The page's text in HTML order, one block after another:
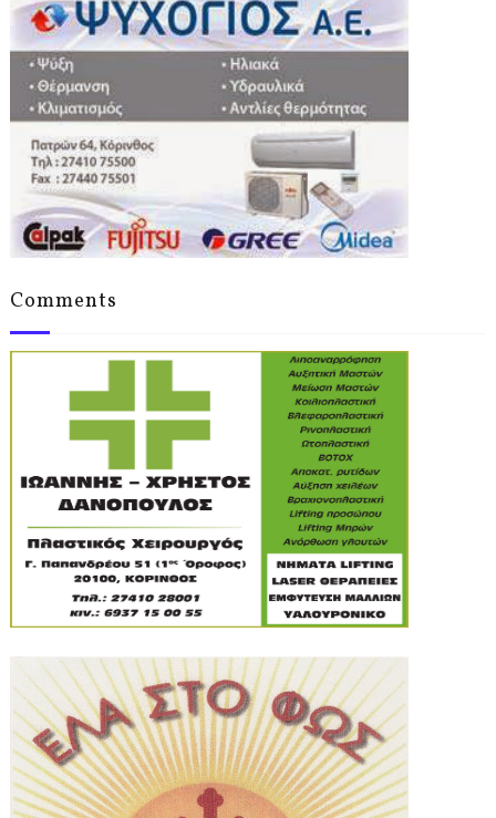
Comments